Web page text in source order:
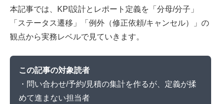
本記事では、KPI設計とレポート定義を「分母/分子」
「ステータス遷移」「例外（修正依頼/キャンセル）」の
観点から実務レベルで見ていきます。
この記事の対象読者
・問い合わせ/予約/見積の集計を作るが、定義が揉
めて進まない担当者